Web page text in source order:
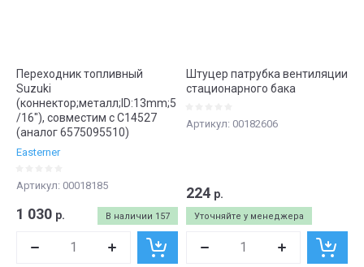
Переходник топливный
Suzuki
(коннектор;металл;ID:13mm;5
/16"), совместим с C14527
(аналог 6575095510)
Easterner
Артикул: 00018185
В наличии 157
1 030 р.
Штуцер патрубка вентиляции
стационарного бака
Артикул: 00182606
Уточняйте у менеджера
224 р.